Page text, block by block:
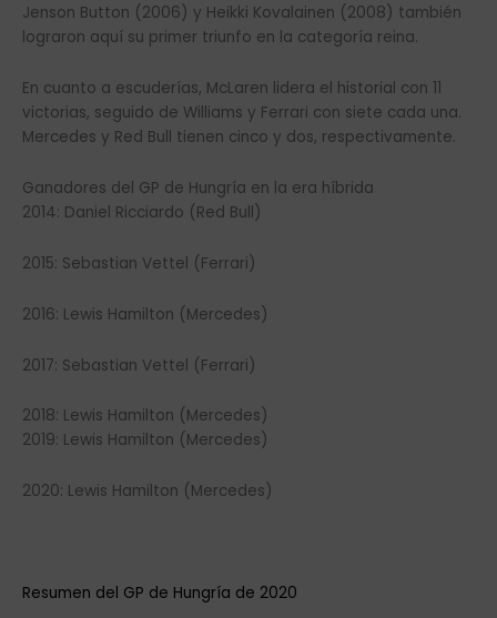
Jenson Button (2006) y Heikki Kovalainen (2008) también
lograron aquí su primer triunfo en la categoría reina.
En cuanto a escuderías, McLaren lidera el historial con 11
victorias, seguido de Williams y Ferrari con siete cada una.
Mercedes y Red Bull tienen cinco y dos, respectivamente.
Ganadores del GP de Hungría en la era híbrida
2014: Daniel Ricciardo (Red Bull)
2015: Sebastian Vettel (Ferrari)
2016: Lewis Hamilton (Mercedes)
2017: Sebastian Vettel (Ferrari)
2018: Lewis Hamilton (Mercedes)
2019: Lewis Hamilton (Mercedes)
2020: Lewis Hamilton (Mercedes)
Resumen del GP de Hungría de 2020